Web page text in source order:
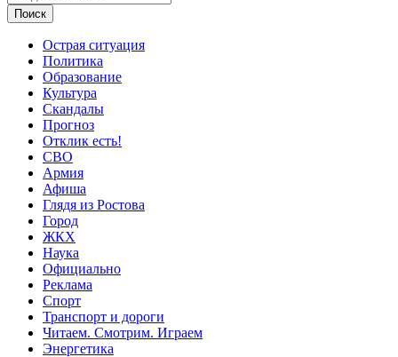
Острая ситуация
Политика
Образование
Культура
Скандалы
Прогноз
Отклик есть!
СВО
Армия
Афиша
Глядя из Ростова
Город
ЖКХ
Наука
Официально
Реклама
Спорт
Транспорт и дороги
Читаем. Смотрим. Играем
Энергетика